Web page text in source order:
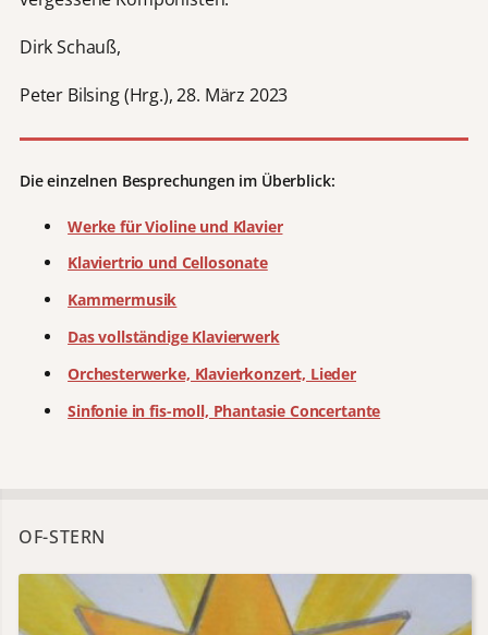
Dirk Schauß,
Peter Bilsing (Hrg.), 28. März 2023
Die einzelnen Besprechungen im Überblick:
Werke für Violine und Klavier
Klaviertrio und Cellosonate
Kammermusik
Das vollständige Klavierwerk
Orchesterwerke, Klavierkonzert, Lieder
Sinfonie in fis-moll, Phantasie Concertante
OF-STERN